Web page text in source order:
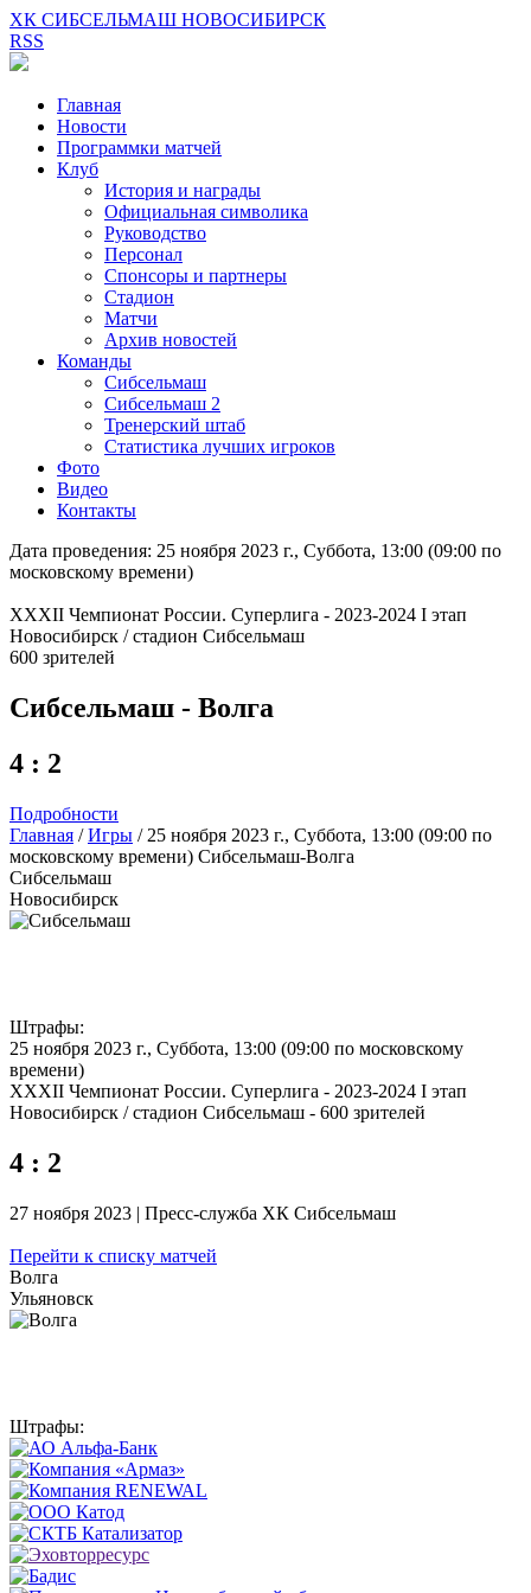
ХК СИБСЕЛЬМАШ НОВОСИБИРСК
RSS
Главная
Новости
Программки матчей
Клуб
История и награды
Официальная символика
Руководство
Персонал
Спонсоры и партнеры
Стадион
Матчи
Архив новостей
Команды
Сибсельмаш
Сибсельмаш 2
Тренерский штаб
Статистика лучших игроков
Фото
Видео
Контакты
Дата проведения: 25 ноября 2023 г., Суббота, 13:00 (09:00 по
московскому времени)
XXXII Чемпионат России. Суперлига - 2023-2024 I этап
Новосибирск / стадион Сибсельмаш
600 зрителей
Сибсельмаш - Волга
4 : 2
Подробности
Главная /Игры / 25 ноября 2023 г., Суббота, 13:00 (09:00 по
московскому времени) Сибсельмаш-Волга
Сибсельмаш
Новосибирск
Штрафы:
25 ноября 2023 г., Суббота, 13:00 (09:00 по московскому
времени)
XXXII Чемпионат России. Суперлига - 2023-2024 I этап
Новосибирск / стадион Сибсельмаш - 600 зрителей
4 : 2
27 ноября 2023 | Пресс-служба ХК Сибсельмаш
Перейти к списку матчей
Волга
Ульяновск
Штрафы: